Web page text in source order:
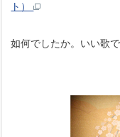
ト）
如何でしたか。いい歌で